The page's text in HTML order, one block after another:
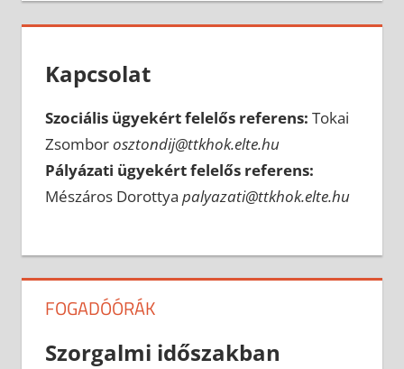
Kapcsolat
Szociális ügyekért felelős referens: Tokai
Zsomborosztondij@ttkhok.elte.hu
Pályázati ügyekért felelős referens:
Mészáros Dorottya palyazati@ttkhok.elte.hu
FOGADÓÓRÁK
Szorgalmi időszakban